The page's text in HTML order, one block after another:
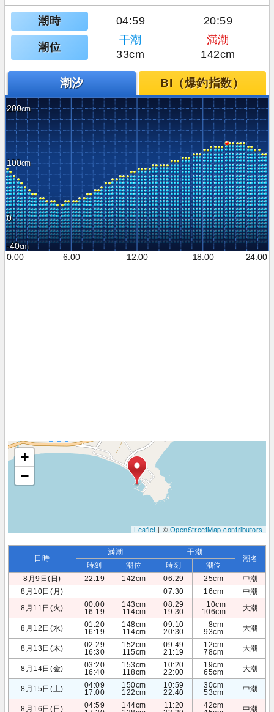
潮時 04:59 20:59
潮位
干潮
満潮
33cm
142cm
潮汐 BI（爆釣指数）
200
100
0
-40
0:00
6:00 12:00 18:00 24:00
+
−
Leaflet| ©OpenStreetMap contributors
日時
満潮 干潮
潮名
時刻 潮位 時刻
潮位
8月9日(日)
22:19 142cm 06:29 25cm
中潮
8月10日(月)
07:30 16cm
中潮
8月11日(火)
00:00
16:19
143cm
114cm
08:29
19:30
10cm
106cm
大潮
8月12日(水)
01:20
16:19
148cm
114cm
09:10
20:30
8cm
93cm
大潮
8月13日(木)
02:29
16:30
152cm
115cm
09:49
21:19
12cm
78cm
大潮
8月14日(金)
03:20
16:40
153cm
118cm
10:20
22:00
19cm
65cm
大潮
8月15日(土)
04:09
17:00
150cm
122cm
10:59
22:40
30cm
53cm
中潮
8月16日(日)
04:59
144cm
11:20
42cm
中潮